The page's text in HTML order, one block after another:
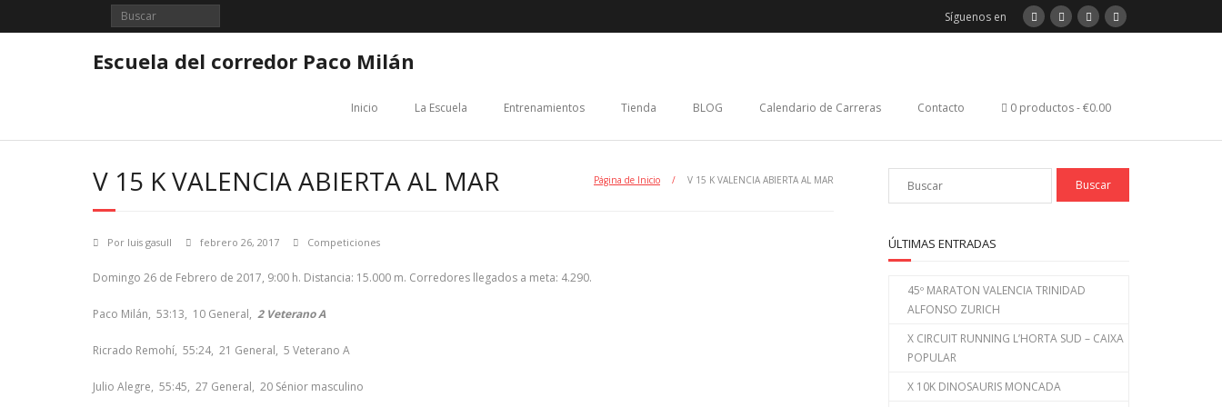
Síguenos en
Escuela del corredor Paco Milán
Inicio La Escuela Entrenamientos Tienda BLOG Calendario de Carreras Contacto 0 productos €0.00
V 15 K VALENCIA ABIERTA AL MAR Página de Inicio / V 15 K VALENCIA ABIERTA AL MAR
Por luis gasull febrero 26, 2017 Competiciones
Domingo 26 de Febrero de 2017, 9:00 h. Distancia: 15.000 m. Corredores llegados a meta: 4.290.
Paco Milán, 53:13, 10 General, 2 Veterano A
Ricrado Remohí, 55:24, 21 General, 5 Veterano A
Julio Alegre, 55:45, 27 General, 20 Sénior masculino
ÚLTIMAS ENTRADAS
45º MARATON VALENCIA TRINIDAD
ALFONSO ZURICH
X CIRCUIT RUNNING L’HORTA SUD – CAIXA
POPULAR
X 10K DINOSAURIS MONCADA